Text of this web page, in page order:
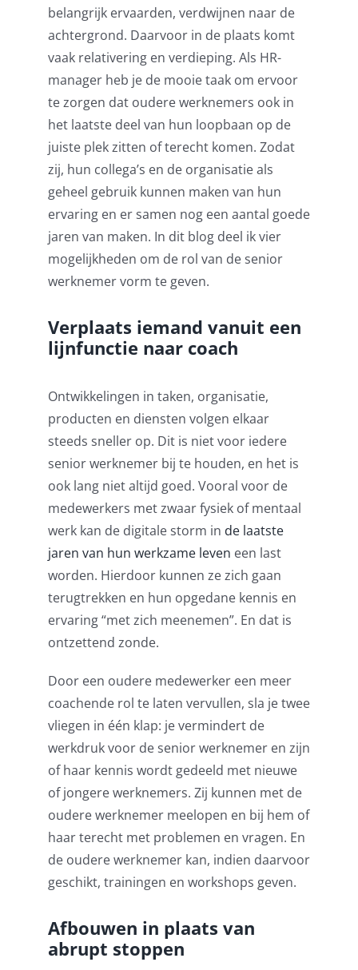
Contactbelangrijk ervaarden, verdwijnen naar de
achtergrond. Daarvoor in de plaats komt
vaak relativering en verdieping. Als HR-
manager heb je de mooie taak om ervoor
te zorgen dat oudere werknemers ook in
het laatste deel van hun loopbaan op de
juiste plek zitten of terecht komen. Zodat
zij, hun collega’s en de organisatie als
geheel gebruik kunnen maken van hun
ervaring en er samen nog een aantal goede
jaren van maken. In dit blog deel ik vier
mogelijkheden om de rol van de senior
werknemer vorm te geven.
Verplaats iemand vanuit een
lijnfunctie naar coach
Ontwikkelingen in taken, organisatie,
producten en diensten volgen elkaar
steeds sneller op. Dit is niet voor iedere
senior werknemer bij te houden, en het is
ook lang niet altijd goed. Vooral voor de
medewerkers met zwaar fysiek of mentaal
werk kan de digitale storm in de laatste
jaren van hun werkzame leven een last
worden. Hierdoor kunnen ze zich gaan
terugtrekken en hun opgedane kennis en
ervaring “met zich meenemen”. En dat is
ontzettend zonde.
Door een oudere medewerker een meer
coachende rol te laten vervullen, sla je twee
vliegen in één klap: je vermindert de
werkdruk voor de senior werknemer en zijn
of haar kennis wordt gedeeld met nieuwe
of jongere werknemers. Zij kunnen met de
oudere werknemer meelopen en bij hem of
haar terecht met problemen en vragen. En
de oudere werknemer kan, indien daarvoor
geschikt, trainingen en workshops geven.
Afbouwen in plaats van
abrupt stoppen